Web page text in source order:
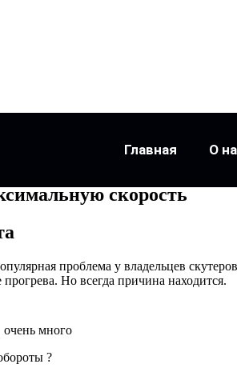
Главная О
скорость
проблема у владельцев
прогрева. Но всегда причина находится.
много
?